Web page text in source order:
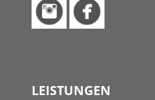
LEISTUNGEN